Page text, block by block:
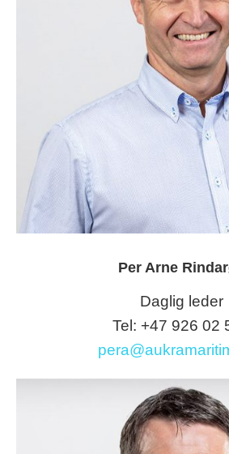
Per Arne
Daglig leder
Tel: +47 926 02